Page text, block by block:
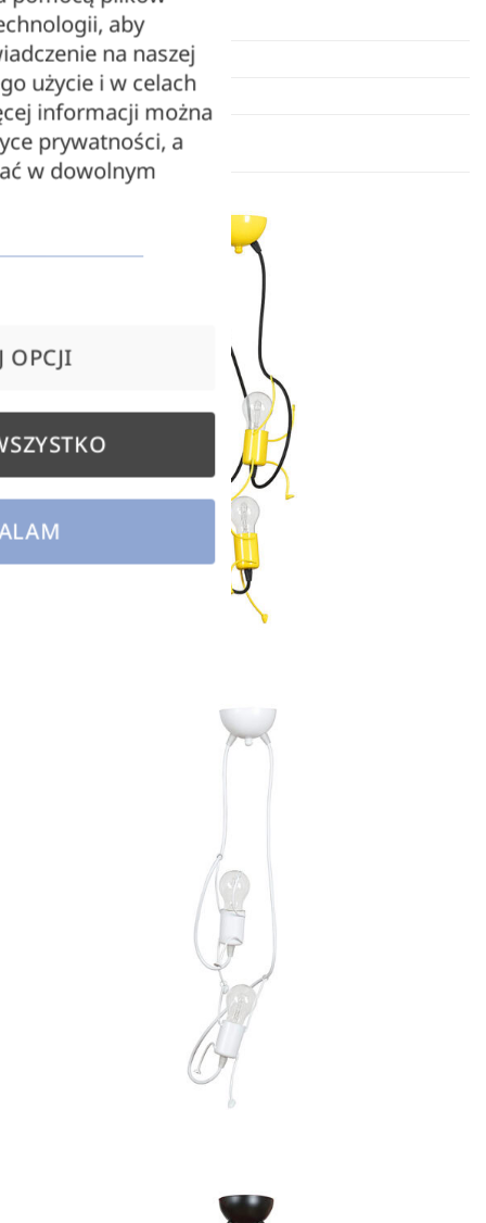
zakupu
Faktura / paragon
Gwarancja
24 miesiące
Klosz
brak
Stopień
ochrony
IP20
aby
na naszej
użycie i w celach
informacji można
prywatności, a
w dowolnym
OPCJI